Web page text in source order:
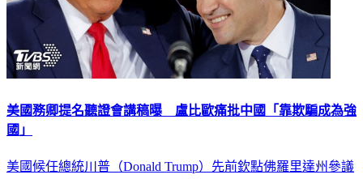
美國務卿提名聽證會講稿曝 盧比歐痛批中國「靠欺騙成為強
國」
美國候任總統川普（Donald Trump）先前欽點佛羅里達州參議